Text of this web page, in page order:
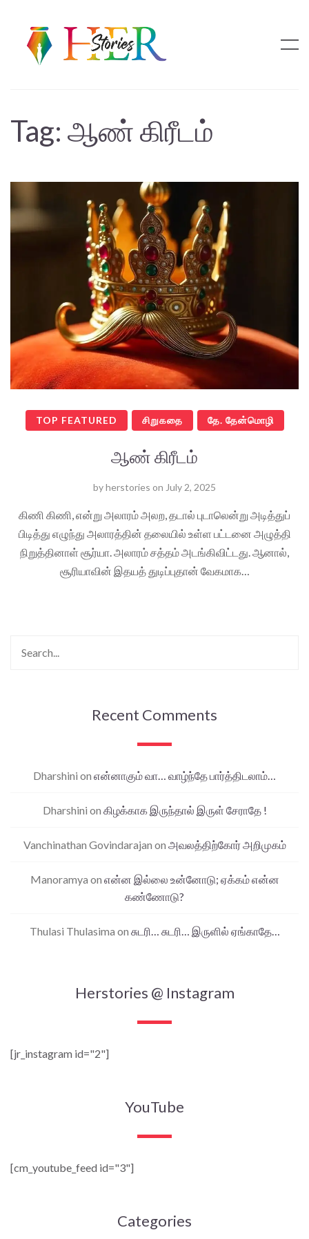
Tag: ஆண் கிரீடம்
TOP FEATURED சிறுகதை தே. தேன்மொழி
ஆண் கிரீடம்
byherstories on July 2, 2025
கிணி கிணி, என்று அலாரம் அலற, தடால் புடாலென்று அடித்துப்
பிடித்து எழுந்து அலாரத்தின் தலையில் உள்ள பட்டனை அழுத்தி
நிறுத்தினாள் சூர்யா. அலாரம் சத்தம் அடங்கிவிட்டது. ஆனால்,
சூரியாவின் இதயத் துடிப்புதான் வேகமாக…
Recent Comments
Dharshini on என்னாகும் வா… வாழ்ந்தே பார்த்திடலாம்…
Dharshini on கிழக்காக இருந்தால் இருள் சேராதே !
Vanchinathan Govindarajan on அவலத்திற்கோர் அறிமுகம்
Manoramya on என்ன இல்லை உன்னோடு; ஏக்கம் என்ன
கண்ணோடு?
Thulasi Thulasima on சுடரி… சுடரி… இருளில் ஏங்காதே…
Herstories @ Instagram
[jr_instagram id="2"]
YouTube
[cm_youtube_feed id="3"]
Categories